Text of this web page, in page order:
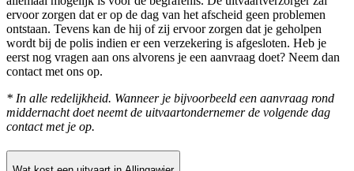
ervoor zorgen dat er op de dag van het afscheid geen problemen
ontstaan. Tevens kan de hij of zij ervoor zorgen dat je geholpen
wordt bij de polis indien er een verzekering is afgesloten. Heb je
eerst nog vragen aan ons alvorens je een aanvraag doet? Neem dan
contact met ons op.
* In alle redelijkheid. Wanneer je bijvoorbeeld een aanvraag rond
middernacht doet neemt de uitvaartondernemer de volgende dag
contact met je op.